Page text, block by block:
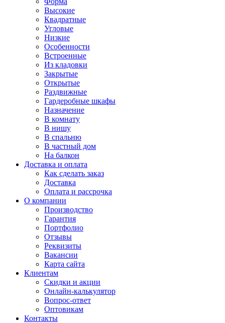
Высокие
Квадратные
Угловые
Низкие
Особенности
Встроенные
Из кладовки
Закрытые
Открытые
Раздвижные
Гардеробные шкафы
Назначение
В комнату
В нишу
В спальню
В частный дом
На балкон
Доставка и оплата
Как сделать заказ
Доставка
Оплата и рассрочка
О компании
Производство
Гарантия
Портфолио
Отзывы
Реквизиты
Вакансии
Карта сайта
Клиентам
Скидки и акции
Онлайн-калькулятор
Вопрос-ответ
Оптовикам
Контакты